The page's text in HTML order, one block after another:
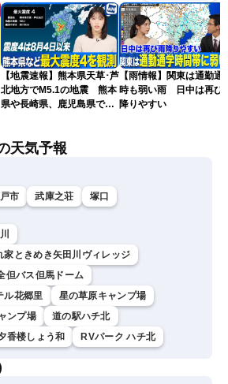
【地震速報】熊本県天草･芦
北地方でM5.1の地震 熊本
県や長崎県、鹿児島県で震
【雨情報】関東は通勤通
時も弱い雨 日中は再び
降りやすい
天気予報
市 武庫之荘 塚口
ときめき矢田川ヴィレッジ
但バス但馬ドーム
ル花郷里
星の草原キャンプ場
ンプ場
道の駅ハチ北
香楼しょう和
RVパーク ハチ北